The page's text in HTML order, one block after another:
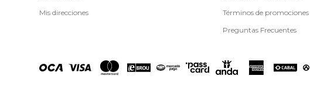
Mis direcciones
Términos de promociones
Preguntas Frecuentes